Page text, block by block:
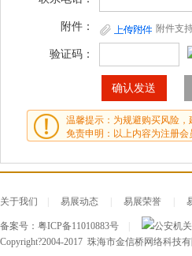
附件： 附件支
验证码：
温馨提示：为规避购买风险，
免责申明：以上内容为注册会
关于我们 易展动态 易展荣誉
备案号： 粤ICP备11010883号 公安机
Copyright?2004-2017 珠海市金信桥网络科技